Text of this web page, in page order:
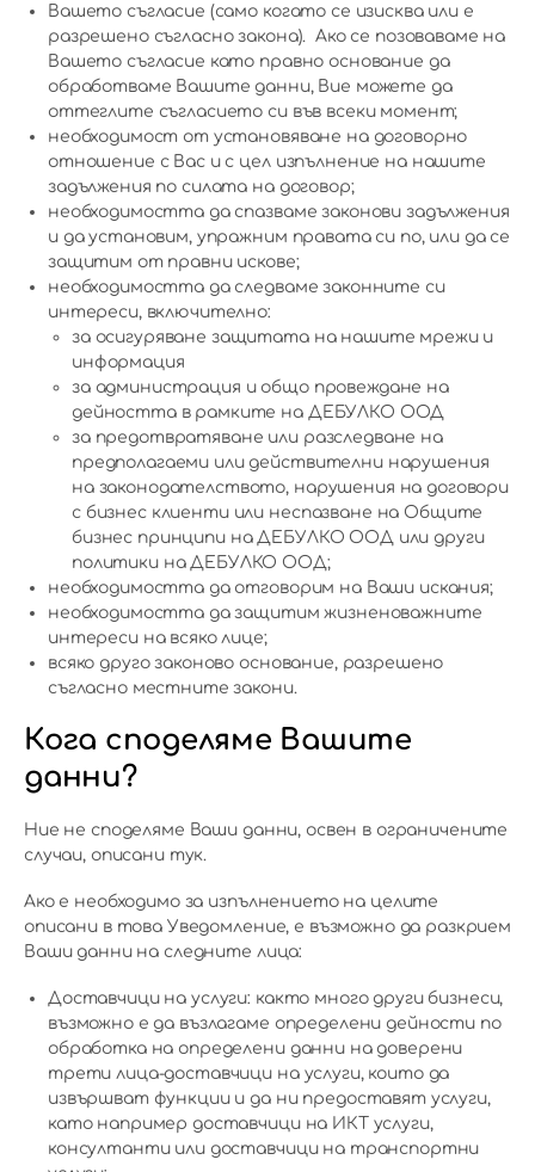
Вашето съгласие (само когато се изисква или е
разрешено съгласно закона). Ако се позоваваме на
Вашето съгласие като правно основание да
обработваме Вашите данни, Вие можете да
оттеглите съгласието си във всеки момент;
необходимост от установяване на договорно
отношение с Вас и с цел изпълнение на нашите
задължения по силата на договор;
необходимостта да спазваме законови задължения
и да установим, упражним правата си по, или да се
защитим от правни искове;
необходимостта да следваме законните си
интереси, включително:
за осигуряване защитата на нашите мрежи и
информация
за администрация и общо провеждане на
дейността в рамките на ДЕБУЛКО ООД
за предотвратяване или разследване на
предполагаеми или действителни нарушения
на законодателството, нарушения на договори
с бизнес клиенти или неспазване на Общите
бизнес принципи на ДЕБУЛКО ООД или други
политики на ДЕБУЛКО ООД;
необходимостта да отговорим на Ваши искания;
необходимостта да защитим жизненоважните
интереси на всяко лице;
всяко друго законово основание, разрешено
съгласно местните закони.
Кога споделяме Вашите
данни?
Ние не споделяме Ваши данни, освен в ограничените
случаи, описани тук.
Ако е необходимо за изпълнението на целите
описани в това Уведомление, е възможно да разкрием
Ваши данни на следните лица:
Доставчици на услуги: както много други бизнеси,
възможно е да възлагаме определени дейности по
обработка на определени данни на доверени
трети лица-доставчици на услуги, които да
извършват функции и да ни предоставят услуги,
като например доставчици на ИКТ услуги,
консултанти или доставчици на транспортни